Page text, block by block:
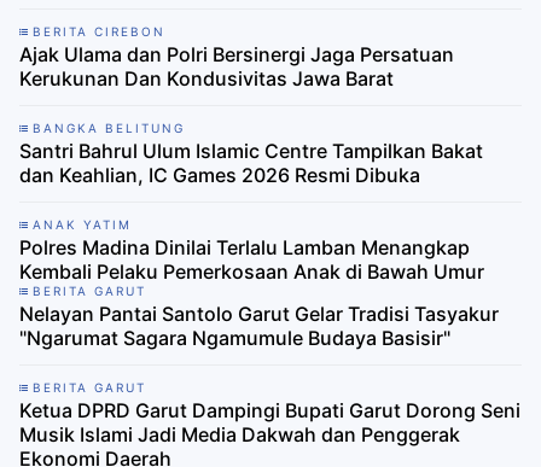
BERITA CIREBON
Ajak Ulama dan Polri Bersinergi Jaga Persatuan
Kerukunan Dan Kondusivitas Jawa Barat
BANGKA BELITUNG
Santri Bahrul Ulum Islamic Centre Tampilkan Bakat
dan Keahlian, IC Games 2026 Resmi Dibuka
ANAK YATIM
Polres Madina Dinilai Terlalu Lamban Menangkap
Kembali Pelaku Pemerkosaan Anak di Bawah Umur
BERITA GARUT
Nelayan Pantai Santolo Garut Gelar Tradisi Tasyakur
"Ngarumat Sagara Ngamumule Budaya Basisir"
BERITA GARUT
Ketua DPRD Garut Dampingi Bupati Garut Dorong Seni
Musik Islami Jadi Media Dakwah dan Penggerak
Ekonomi Daerah